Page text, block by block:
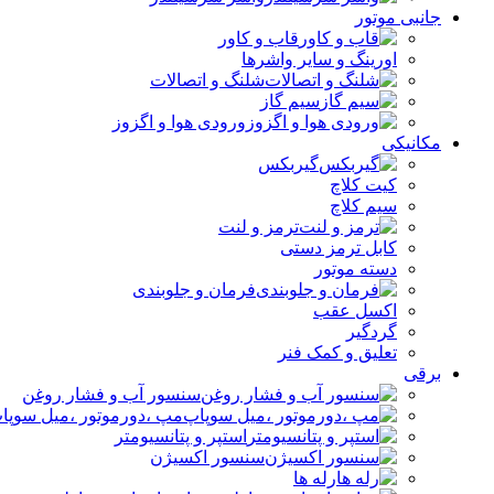
جانبی موتور
قاب و کاور
اورینگ و سایر واشرها
شلنگ و اتصالات
سیم گاز
ورودی هوا و اگزوز
مکانیکی
گیربکس
کیت کلاچ
سیم کلاچ
ترمز و لنت
کابل ترمز دستی
دسته موتور
فرمان و جلوبندی
اکسل عقب
گردگیر
تعلیق و کمک فنر
برقی
سنسور آب و فشار روغن
مپ ،دورموتور ،میل
استپر و پتانسیومتر
سنسور اکسیژن
رله ها